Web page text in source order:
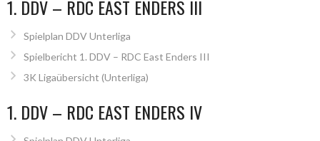
1. DDV – RDC EAST ENDERS III
Spielplan DDV Unterliga
Spielbericht 1. DDV – RDC East Enders III
3K Ligaübersicht (Unterliga)
1. DDV – RDC EAST ENDERS IV